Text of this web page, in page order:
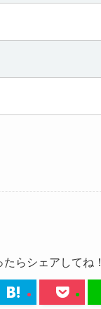
たらシェアしてね！